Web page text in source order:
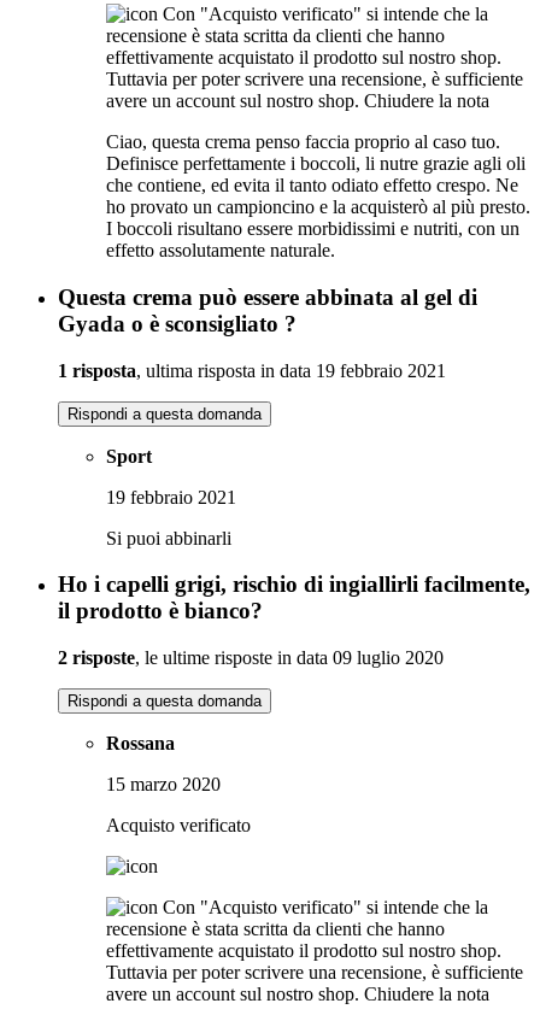
Con "Acquisto verificato" si intende che la
recensione è stata scritta da clienti che hanno
effettivamente acquistato il prodotto sul nostro shop.
Tuttavia per poter scrivere una recensione, è sufficiente
avere un account sul nostro shop. Chiudere la nota
Ciao, questa crema penso faccia proprio al caso tuo.
Definisce perfettamente i boccoli, li nutre grazie agli oli
che contiene, ed evita il tanto odiato effetto crespo. Ne
ho provato un campioncino e la acquisterò al più presto.
I boccoli risultano essere morbidissimi e nutriti, con un
effetto assolutamente naturale.
Questa crema può essere abbinata al gel di
Gyada o è sconsigliato ?
1 risposta, ultima risposta in data 19 febbraio 2021
Rispondi a questa domanda
Sport
19 febbraio 2021
Si puoi abbinarli
Ho i capelli grigi, rischio di ingiallirli facilmente,
il prodotto è bianco?
2 risposte, le ultime risposte in data 09 luglio 2020
Rispondi a questa domanda
Rossana
15 marzo 2020
Acquisto verificato
Con "Acquisto verificato" si intende che la
recensione è stata scritta da clienti che hanno
effettivamente acquistato il prodotto sul nostro shop.
Tuttavia per poter scrivere una recensione, è sufficiente
avere un account sul nostro shop. Chiudere la nota